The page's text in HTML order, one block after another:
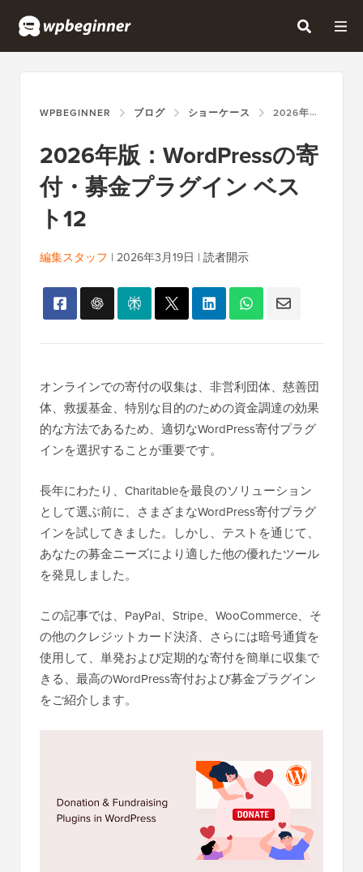
WPBEGINNER ブログ ショーケース 2026年版：WORDPRESSの寄付・募金プラグイン ベスト12
2026年版：WordPressの寄
付・募金プラグイン ベス
ト12
編集スタッフ | 2026年3月19日 | 読者開示
オンラインでの寄付の収集は、非営利団体、慈善団
体、救援基金、特別な目的のための資金調達の効果
的な方法であるため、適切なWordPress寄付プラグ
インを選択することが重要です。
長年にわたり、Charitableを最良のソリューション
として選ぶ前に、さまざまなWordPress寄付プラグ
インを試してきました。しかし、テストを通じて、
あなたの募金ニーズにより適した他の優れたツール
を発見しました。
この記事では、PayPal、Stripe、WooCommerce、そ
の他のクレジットカード決済、さらには暗号通貨を
使用して、単発および定期的な寄付を簡単に収集で
きる、最高のWordPress寄付および募金プラグイン
をご紹介します。